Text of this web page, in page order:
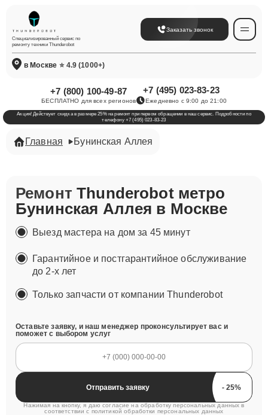
Специализированный сервис по
ремонту техники Thunderobot
Заказать звонок
в Москве ⭐ 4.9 (1000+)
+7 (800) 100-49-87
БЕСПЛАТНО для всех регионов
+7 (495) 023-83-23
Ежедневно с 9:00 до 21:00
Акция! Действует скидка в размере 25% на ремонт при первом обращении в наш сервис. Подробности по
телефону +7 (495) 023-83-23
Главная ​Бунинская Аллея
РемонтThunderobot метро ​
Бунинская Аллея в Москве
Выезд мастера на дом за 45 минут
Гарантийное и постгарантийное обслуживание
до 2-х лет
Только запчасти от компании Thunderobot
Оставьте заявку, и наш менеджер проконсультирует вас и
поможет с выбором услуг
Отправить заявку
Нажимая на кнопку, я даю согласие на обработку персональных данных в
соответствии с политикой обработки персональных данных